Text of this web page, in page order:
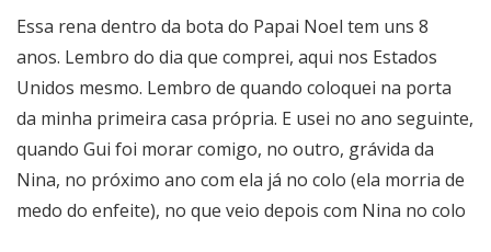
Essa rena dentro da bota do Papai Noel tem uns 8
anos. Lembro do dia que comprei, aqui nos Estados
Unidos mesmo. Lembro de quando coloquei na porta
da minha primeira casa própria. E usei no ano seguinte,
quando Gui foi morar comigo, no outro, grávida da
Nina, no próximo ano com ela já no colo (ela morria de
medo do enfeite), no que veio depois com Nina no colo